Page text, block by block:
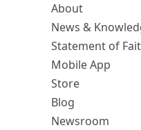
About
News &
Statement of
Mobile App
Store
Blog
Newsroom